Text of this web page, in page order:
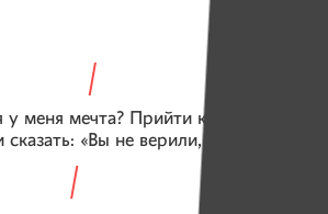
у меня мечта? Прийти к своему
«Вы не верили, а я выжил…»